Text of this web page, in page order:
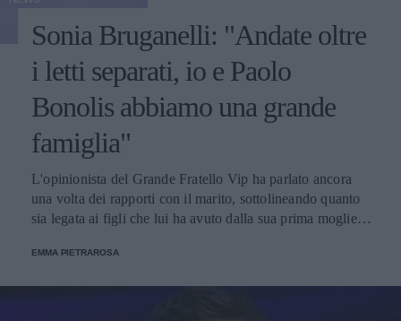
Sonia Bruganelli: "Andate oltre
i letti separati, io e Paolo
Bonolis abbiamo una grande
famiglia"
L'opinionista del Grande Fratello Vip ha parlato ancora
una volta dei rapporti con il marito, sottolineando quanto
sia legata ai figli che lui ha avuto dalla sua prima moglie,
EMMA PIETRAROSA